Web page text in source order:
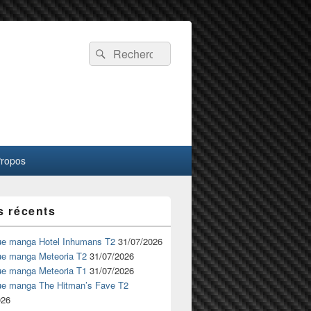
Recherche :
Rechercher
récents
manga Hotel Inhumans T2 31/07/2026
manga Meteoria T2 31/07/2026
manga Meteoria T1 31/07/2026
manga The Hitman’s Fave T2